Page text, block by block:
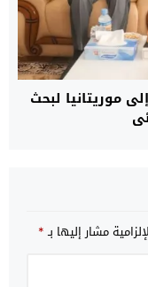
موريتانيا لبحث
مشار إليها بـ*